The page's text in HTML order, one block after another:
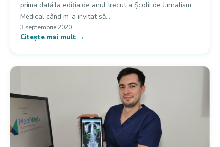
prima dată la ediția de anul trecut a Școlii de Jurnalism
Medical când m-a invitat să…
3 septembrie 2020
Citește mai mult →